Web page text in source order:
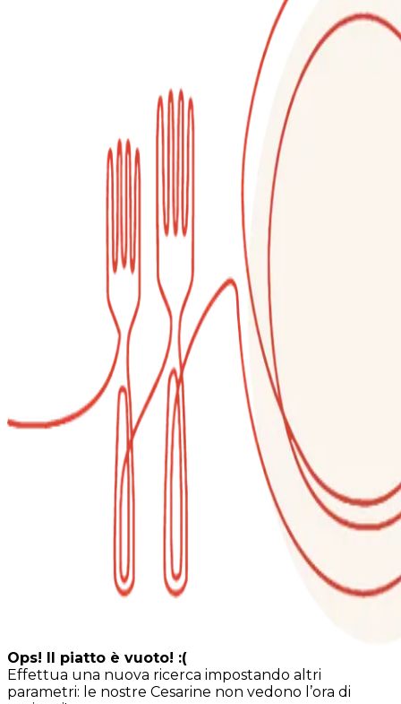
Ops! Il piatto è vuoto! :(
Effettua una nuova ricerca impostando altri
parametri: le nostre Cesarine non vedono l’ora di